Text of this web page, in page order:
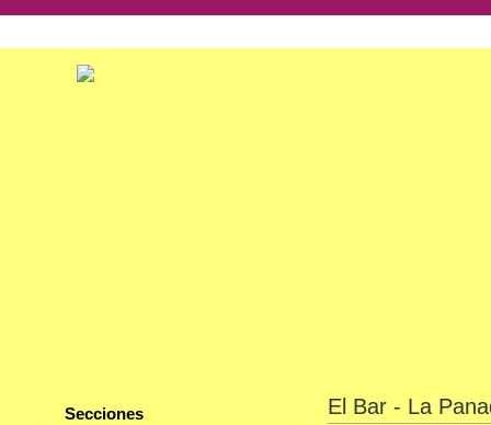
Secciones El Bar - La